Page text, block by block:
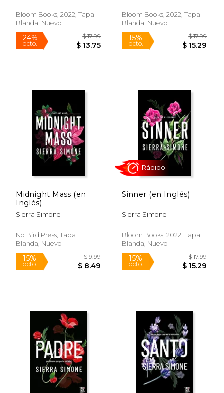
Bloom Books, 2022, Tapa
Blanda, Nuevo
24%
dcto.
Bloom Books, 2022, Tapa
Blanda, Nuevo
15%
dcto.
Midnight Mass (en
Inglés)
Sierra Simone
No Bird Press, Tapa
Blanda, Nuevo
15%
Sinner (en Inglés)
Sierra Simone
Bloom Books, 2022, Tapa
Blanda, Nuevo
15%
dcto.